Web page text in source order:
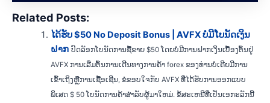
Related Posts:
ໄດ້ຮັບ $50 No Deposit Bonus | AVFX ບໍ່ມີໂບນັດເງິນ
ຝາກ ປົດລັອກໂບນັດການຊື້ຂາຍ $50 ໂດຍບໍ່ມີການຝາກເງິນເບື້ອງຕົ້ນຢູ່
AVFX ການເລີ່ມຕົ້ນການເດີນທາງການຄ້າ forex ຂອງທ່ານບໍ່ເຄີຍມີການ
ເຂົ້າເຖິງຫຼືການເຊື້ອເຊີນ, ຂໍຂອບໃຈກັບ AVFX ທີ່ໄດ້ຮັບການອອກແບບ
ພິເສດ $ 50 ໂບນັດການຄ້າສໍາລັບຜູ້ມາໃຫມ່. ຂໍ້ສະເຫນີທີ່ເປັນເອກະລັກນີ້